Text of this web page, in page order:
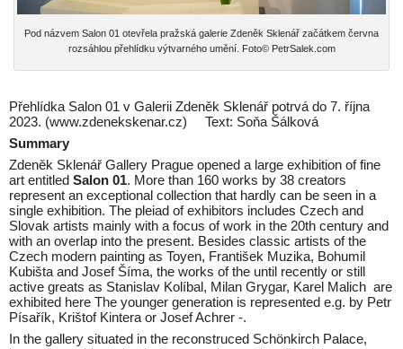
Pod názvem Salon 01 otevřela pražská galerie Zdeněk Sklenář začátkem června
rozsáhlou přehlídku výtvarného umění. Foto© PetrSalek.com
Přehlídka Salon 01 v Galerii Zdeněk Sklenář potrvá do 7. října
2023. (www.zdenekskenar.cz) Text: Soňa Šálková
Summary
Zdeněk Sklenář Gallery Prague opened a large exhibition of fine
art entitled Salon 01. More than 160 works by 38 creators
represent an exceptional collection that hardly can be seen in a
single exhibition. The pleiad of exhibitors includes Czech and
Slovak artists mainly with a focus of work in the 20th century and
with an overlap into the present. Besides classic artists of the
Czech modern painting as Toyen, František Muzika, Bohumil
Kubišta and Josef Šíma, the works of the until recently or still
active greats as Stanislav Kolíbal, Milan Grygar, Karel Malich are
exhibited here The younger generation is represented e.g. by Petr
Písařík, Krištof Kintera or Josef Achrer -.
In the gallery situated in the reconstruced Schönkirch Palace,